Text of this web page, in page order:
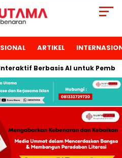
ARTIKEL
Berbasis AI untuk